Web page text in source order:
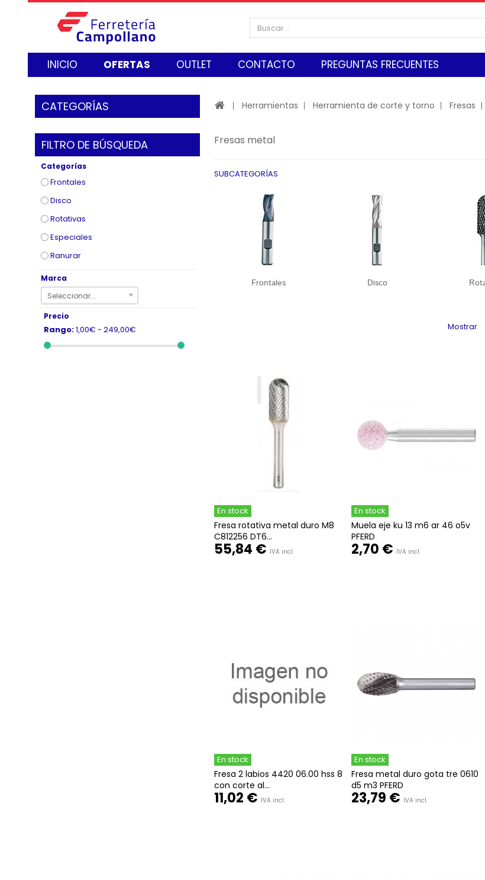
INICIO OFERTAS OUTLET CONTACTO PREGUNTAS FRECUENTES
CATEGORÍAS
FILTRO DE BÚSQUEDA
Categorías
Frontales
Disco
Rotativas
Especiales
Ranurar
Marca
Seleccionar...
Precio
Rango:1,00€ - 249,00€
Herramientas Herramienta de corte y torno Fresas
Fresas metal
SUBCATEGORÍAS
Frontales Disco
Mostrar
En stock
Fresa rotativa metal duro M8
C812256 DT6...
55,84 € IVA incl.
En stock
Muela eje ku 13 m6 ar 46 o5v
PFERD
2,70 € IVA incl.
En stock
Fresa 2 labios 4420 06.00 hss 8
con corte al...
11,02 € IVA incl.
En stock
Fresa metal duro gota tre 0610
d5 m3 PFERD
23,79 € IVA incl.